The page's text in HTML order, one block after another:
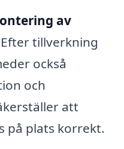
av
tillverkning
också
och
att
på plats korrekt.